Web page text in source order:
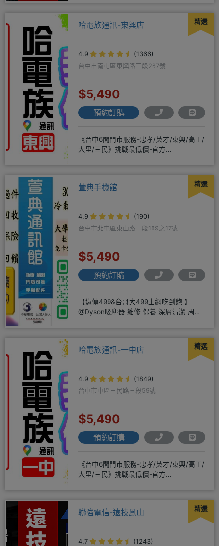
精選
哈電族通訊-東興店
4.9
(1366)
台中市南屯區東興路三段267號
$5,490
預約訂購
《台中6間門市服務-忠孝/英才/東興/高工/
大里/三民》挑戰最低價-官方
精選
萱典手機館
4.9
(190)
台中市北屯區東山路一段189之17號
$5,490
預約訂購
【遠傳499&台哥大499上網吃到飽 】
@Dyson吸塵器 維修 保養 深層清潔 周邊
精選
哈電族通訊-一中店
4.9
(1849)
台中市中區三民路三段59號
$5,490
預約訂購
《台中6間門市服務-忠孝/英才/東興/高工/
大里/三民》挑戰最低價-官方
精選
聯強電信-遠技鳳山
4.7
(1243)